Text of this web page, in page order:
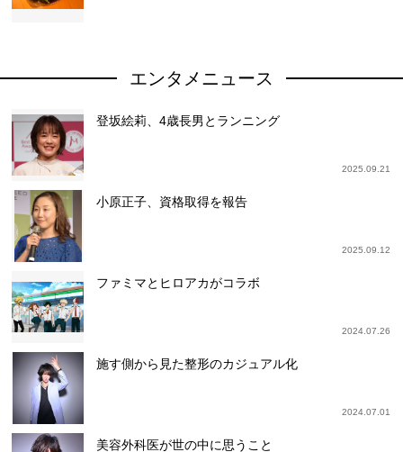
エンタメニュース
登坂絵莉、4歳長男とランニング
2025.09.21
小原正子、資格取得を報告
2025.09.12
ファミマとヒロアカがコラボ
2024.07.26
施す側から見た整形のカジュアル化
2024.07.01
美容外科医が世の中に思うこと